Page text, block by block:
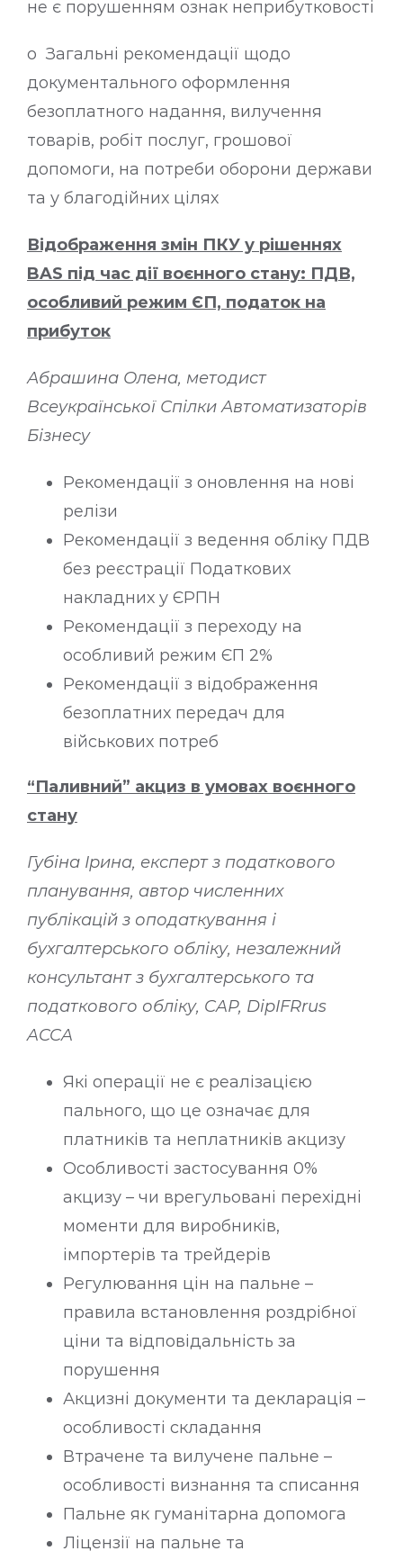
не є порушенням ознак неприбутковості
o Загальні рекомендації щодо
документального оформлення
безоплатного надання, вилучення
товарів, робіт послуг, грошової
допомоги, на потреби оборони держави
та у благодійних цілях
Відображення змін ПКУ у рішеннях
BAS під час дії воєнного стану: ПДВ,
особливий режим ЄП, податок на
прибуток
Абрашина Олена, методист
Всеукраїнської Спілки Автоматизаторів
Бізнесу
Рекомендації з оновлення на нові
релізи
Рекомендації з ведення обліку ПДВ
без реєстрації Податкових
накладних у ЄРПН
Рекомендації з переходу на
особливий режим ЄП 2%
Рекомендації з відображення
безоплатних передач для
військових потреб
“Паливний” акциз в умовах воєнного
стану
Губіна Ірина, експерт з податкового
планування, автор численних
публікацій з оподаткування і
бухгалтерського обліку, незалежний
консультант з бухгалтерського та
податкового обліку, CAP, DipIFRrus
ACCA
Які операції не є реалізацією
пального, що це означає для
платників та неплатників акцизу
Особливості застосування 0%
акцизу – чи врегульовані перехідні
моменти для виробників,
імпортерів та трейдерів
Регулювання цін на пальне –
правила встановлення роздрібної
ціни та відповідальність за
порушення
Акцизні документи та декларація –
особливості складання
Втрачене та вилучене пальне –
особливості визнання та списання
Пальне як гуманітарна допомога
Ліцензії на пальне та